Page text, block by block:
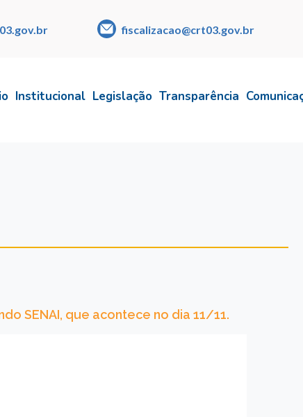
fiscalizacao@crt03.gov.br
Institucional Legislação Transparência
SENAI, que acontece no dia 11/11.